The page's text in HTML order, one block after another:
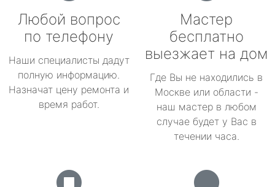
Любой вопрос
по телефону
Наши специалисты дадут
полную информацию.
Назначат цену ремонта и
время работ.
Мастер
бесплатно
выезжает на дом
Где Вы не находились в
Москве или области -
наш мастер в любом
случае будет у Вас в
течении часа.